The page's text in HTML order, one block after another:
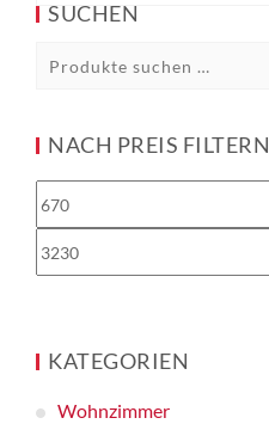
SUCHEN
NACH PREIS FILTERN
KATEGORIEN
Wohnzimmer